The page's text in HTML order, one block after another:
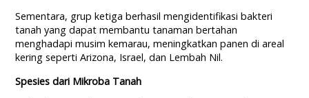
Sementara, grup ketiga berhasil mengidentifikasi bakteri
tanah yang dapat membantu tanaman bertahan
menghadapi musim kemarau, meningkatkan panen di areal
kering seperti Arizona, Israel, dan Lembah Nil.
Spesies dari Mikroba Tanah